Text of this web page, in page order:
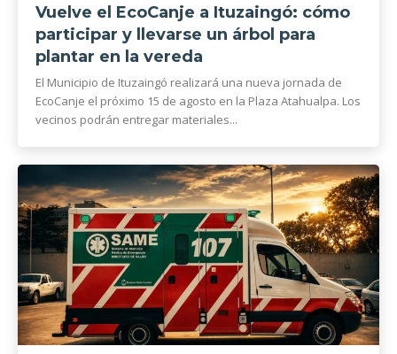
Vuelve el EcoCanje a Ituzaingó: cómo
participar y llevarse un árbol para
plantar en la vereda
El Municipio de Ituzaingó realizará una nueva jornada de
EcoCanje el próximo 15 de agosto en la Plaza Atahualpa. Los
vecinos podrán entregar materiales...